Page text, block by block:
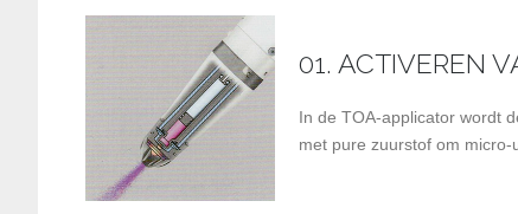
01. ACTIVEREN
In de TOA-applicator wordt
met pure zuurstof om micro-